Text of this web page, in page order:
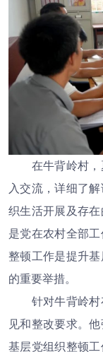
在牛背岭村，
入交流，详细了
织生活开展及存
是党在农村全部
整顿工作是提升
的重要举措。
针对牛背岭村
见和整改要求。
基层党组织整顿